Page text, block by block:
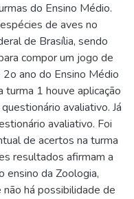
do Ensino Médio.
de aves no
de Brasília, sendo
compor um jogo de
ano do Ensino Médio
1 houve aplicação
avaliativo. Já
avaliativo. Foi
de acertos na turma
resultados afirmam a
ensino da Zoologia,
há possibilidade de